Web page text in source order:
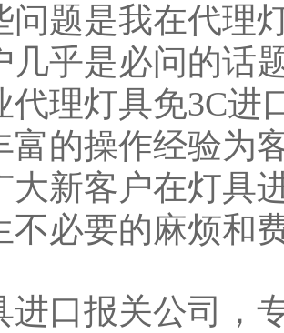
问题是我在代理
几乎是必问的话
代理灯具免3C进
富的操作经验为
大新客户在灯具
不必要的麻烦和
进口报关公司，